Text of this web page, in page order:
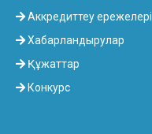
Аккредиттеу ережелері
Хабарландырулар
Құжаттар
Конкурс